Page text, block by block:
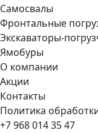
Самосвалы
Фронтальные
Экскаваторы-
Ямобуры
О компании
Акции
Контакты
Политика
+7 968 014 35 47